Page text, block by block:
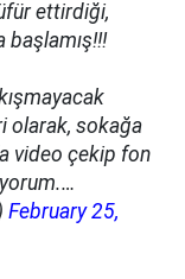
ettirdiği,
başlamış!!!
olarak, sokağa
video çekip fon
February 25,